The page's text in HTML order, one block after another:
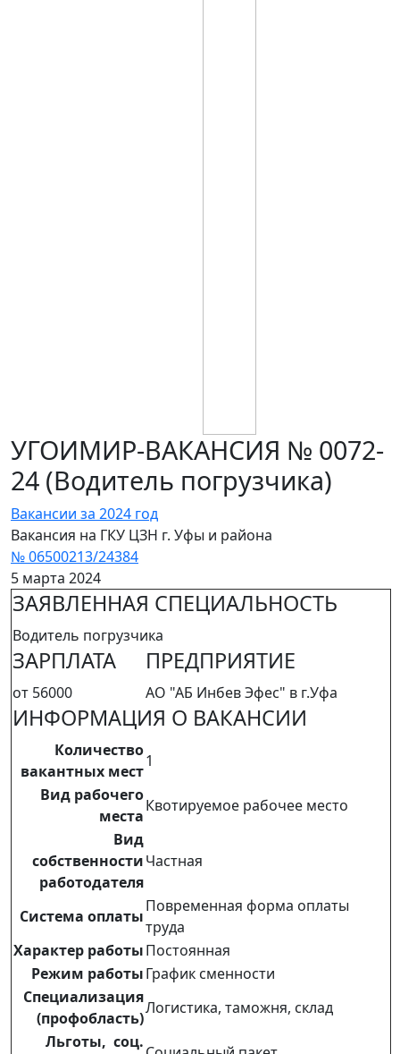
УГОИМИР-ВАКАНСИЯ № 0072-
24 (Водитель погрузчика)
Вакансии за 2024 год
Вакансия на ГКУ ЦЗН г. Уфы и района
№ 06500213/24384
5 марта 2024
ЗАЯВЛЕННАЯ СПЕЦИАЛЬНОСТЬ
Водитель погрузчика
ЗАРПЛАТА ПРЕДПРИЯТИЕ
от 56000 АО "АБ Инбев Эфес" в г.Уфа
ИНФОРМАЦИЯ О ВАКАНСИИ
Количество
вакантных мест
1
Вид рабочего
места
Квотируемое рабочее место
Вид
собственности
работодателя
Частная
Система оплаты
Повременная форма оплаты
труда
Характер работыПостоянная
Режим работыГрафик сменности
Специализация
(профобласть)
Логистика, таможня, склад
Льготы, соц.